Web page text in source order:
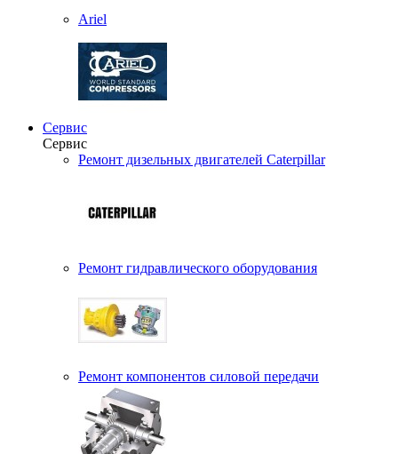
Ariel
Сервис
Сервис
Ремонт дизельных двигателей Caterpillar
Ремонт гидравлического оборудования
Ремонт компонентов силовой передачи